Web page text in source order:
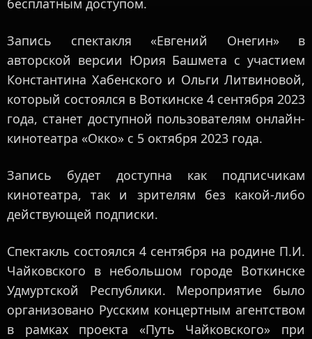
бесплатным доступом.
Запись спектакля «Евгений Онегин» в
авторской версии Юрия Башмета с участием
Константина Хабенского и Ольги Литвиновой,
который состоялся в Воткинске 4 сентября 2023
года, станет доступной пользователям онлайн-
кинотеатра «Окко» с 5 октября 2023 года.
Запись будет доступна как подписчикам
кинотеатра, так и зрителям без какой-либо
действующей подписки.
Спектакль состоялся 4 сентября на родине П.И.
Чайковского в небольшом городе Воткинске
Удмуртской Республики. Мероприятие было
организовано Русским концертным агентством
в рамках проекта «Путь Чайковского» при